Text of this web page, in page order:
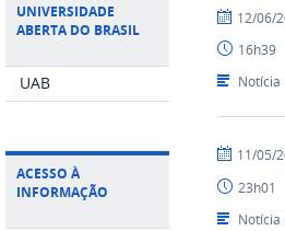
UNIVERSIDADE
ABERTA DO BRASIL
UAB
ACESSO À
INFORMAÇÃO
por
Feijó
Portela
publicado
12/06/
16h39
Notícia
por
-
SEAD
publicado
11/05/
23h01
Notícia